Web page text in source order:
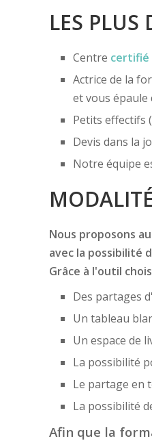
LES PLUS
Centre certifié
Actrice de la
et vous épaule
Petits effectifs
Devis dans la
Notre équipe
Nous proposons
avec la possibilité
Grâce à l'outil
Des partages
Un tableau
Un espace de
La possibilité
Le partage en
La possibilité
Afin que la